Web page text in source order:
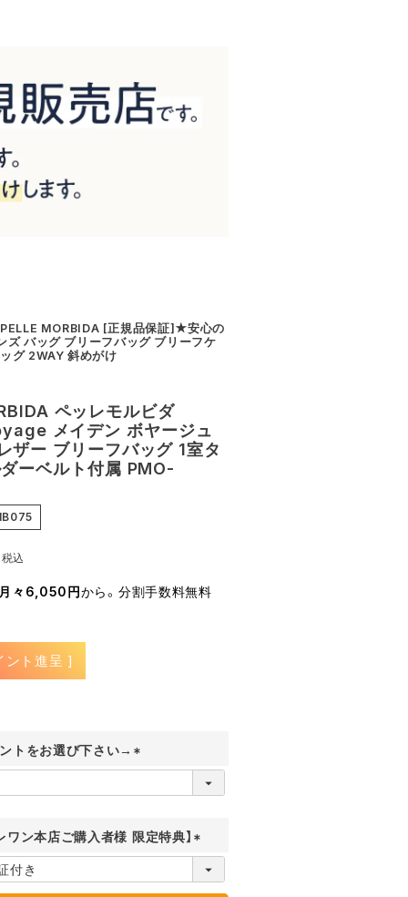
MORBIDA [正規品保証]★安心の
ズ バッグ ブリーフバッグ ブリーフケ
グ 2WAY 斜めがけ
ペッレモルビダ
メイデン ボヤージュ
ザー ブリーフバッグ 1室タ
ーベルト付属 PMO-
税込
月々6,050円から。分割手数料無料
ント進呈 ]
トをお選び下さい→
(
必
)
ワン本店ご購入者様 限定特典】
(
必